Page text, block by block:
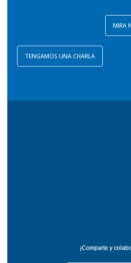
MIRA
TENGAMOS UNA CHARLA
¡Comparte y